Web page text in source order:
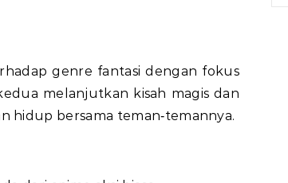
genre fantasi dengan fokus
melanjutkan kisah magis dan
hidup bersama teman‑temannya.